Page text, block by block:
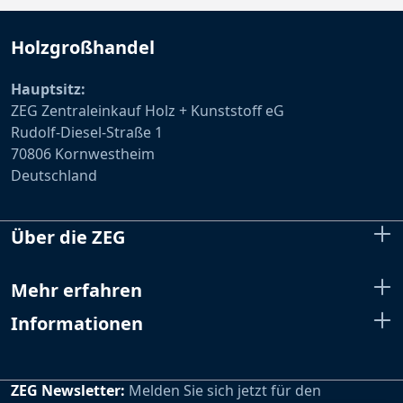
Holzgroßhandel
Hauptsitz:
ZEG Zentraleinkauf Holz + Kunststoff eG
Rudolf-Diesel-Straße 1
70806 Kornwestheim
Deutschland
Über die ZEG
Mehr erfahren
Informationen
ZEG Newsletter: Melden Sie sich jetzt für den